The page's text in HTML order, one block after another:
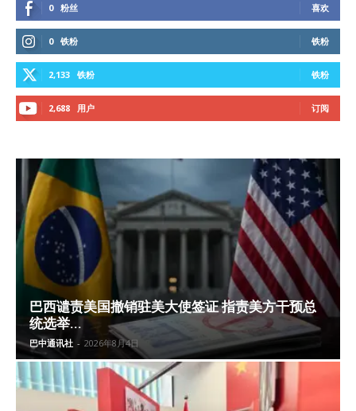
0 粉丝 喜欢
0 铁粉 铁粉
2,133 铁粉 铁粉
2,688 用户 订阅
巴西谴责美国撤销驻美大使签证 指责美方干预总
统选举...
巴中通讯社 - 2026年8月4日